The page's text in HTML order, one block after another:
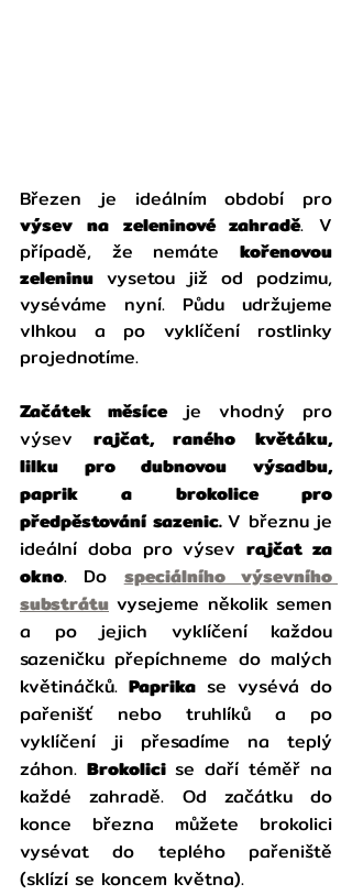
výsev na zeleninové zahradě. V
případě, že nemáte kořenovou
zeleninu vysetou již od podzimu,
vyséváme nyní. Půdu udržujeme
vlhkou a po vyklíčení rostlinky
projednotíme.
Začátek měsíce je vhodný pro
výsev rajčat, raného květáku,
lilku pro dubnovou výsadbu,
paprik a brokolice pro
předpěstování sazenic. V březnu je
ideální doba pro výsev rajčat za
okno. Do speciálního výsevního
substrátu vysejeme několik semen
a po jejich vyklíčení každou
sazeničku přepíchneme do malých
květináčků. Paprika se vysévá do
pařenišť nebo truhlíků a po
vyklíčení ji přesadíme na teplý
záhon. Brokolici se daří téměř na
každé zahradě. Od začátku do
konce března můžete brokolici
vysévat do teplého pařeniš­tě
(sklízí se koncem května).